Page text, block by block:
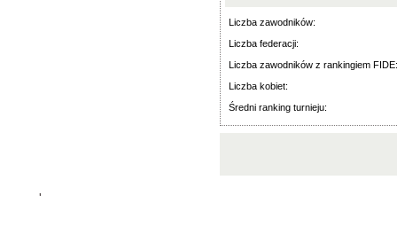
Liczba zawodników:
Liczba federacji:
Liczba zawodników z rankingiem FIDE:
Liczba kobiet:
Średni ranking turnieju:
'